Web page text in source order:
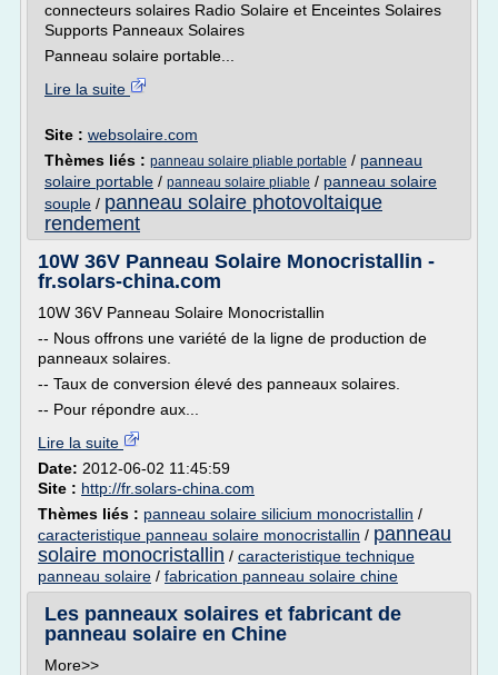
connecteurs solaires Radio Solaire et Enceintes Solaires
Supports Panneaux Solaires
Panneau solaire portable...
Lire la suite
Site : websolaire.com
Thèmes liés : panneau solaire pliable portable / panneau
solaire portable / panneau solaire pliable / panneau solaire
souple / panneau solaire photovoltaique
rendement
10W 36V Panneau Solaire Monocristallin -
fr.solars-china.com
10W 36V Panneau Solaire Monocristallin
-- Nous offrons une variété de la ligne de production de
panneaux solaires.
-- Taux de conversion élevé des panneaux solaires.
-- Pour répondre aux...
Lire la suite
Date: 2012-06-02 11:45:59
Site : http://fr.solars-china.com
Thèmes liés : panneau solaire silicium monocristallin /
caracteristique panneau solaire monocristallin / panneau
solaire monocristallin / caracteristique technique
panneau solaire / fabrication panneau solaire chine
Les panneaux solaires et fabricant de
panneau solaire en Chine
More>>